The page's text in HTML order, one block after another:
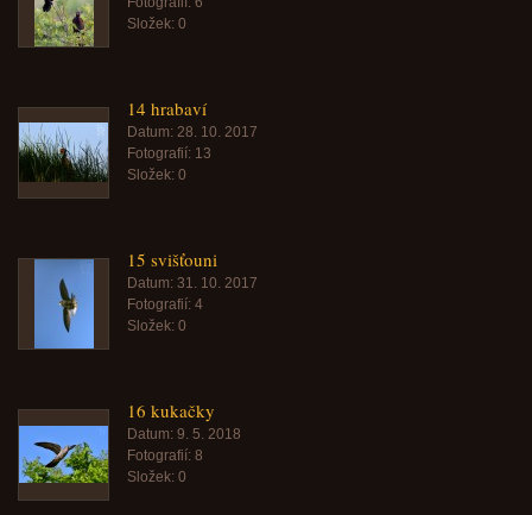
Složek: 0
14 hrabaví
Datum: 28. 10. 2017
Fotografií: 13
Složek: 0
15 svišťouni
Datum: 31. 10. 2017
Fotografií: 4
Složek: 0
16 kukačky
Datum: 9. 5. 2018
Fotografií: 8
Složek: 0